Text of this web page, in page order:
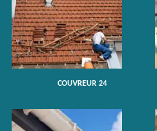
COUVREUR 24